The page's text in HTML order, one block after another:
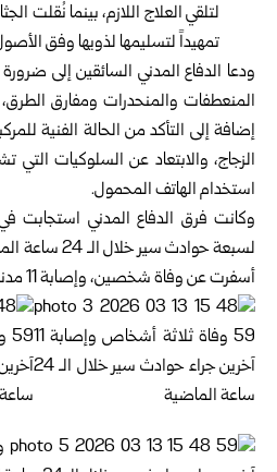
لتلقي العلاج اللازم، بينما نُقلت
تمهيداً لتسليمها لذويها وفق
ودعا الدفاع المدني السائقين إلى
المنعطفات والمنحدرات ومفارق
إضافة إلى التأكد من الحالة الفنية
الزجاج، والابتعاد عن السلوكيات التي
استخدام الهاتف المحمول.
وكانت فرق الدفاع المدني استجابت
لسبعة حوادث
أسفرت عن وفاة شخصين، وإصابة 11 مدنياً بجروح متفاوتة.